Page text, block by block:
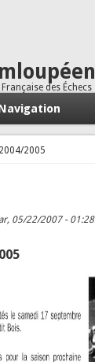
des Échecs
2005
05/22/2007 - 01:28